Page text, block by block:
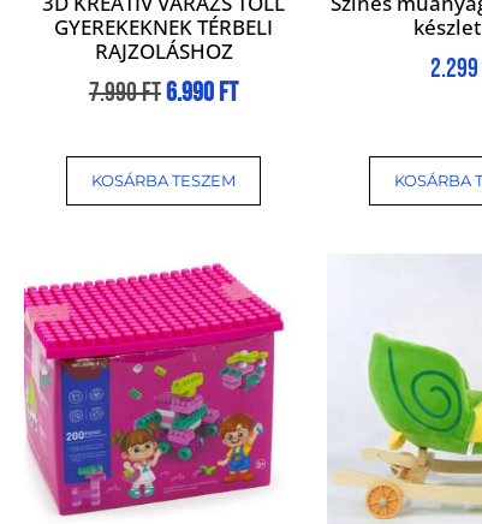
GYEREKEKNEK TÉRBELI
RAJZOLÁSHOZ
7.990Ft6.990Ft
KOSÁRBA TESZEM
2.299
KOSÁRBA